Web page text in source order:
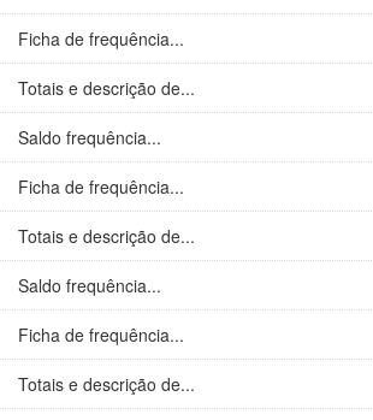
Ficha de frequência...
Totais e descrição de...
Saldo frequência...
Ficha de frequência...
Totais e descrição de...
Saldo frequência...
Ficha de frequência...
Totais e descrição de...